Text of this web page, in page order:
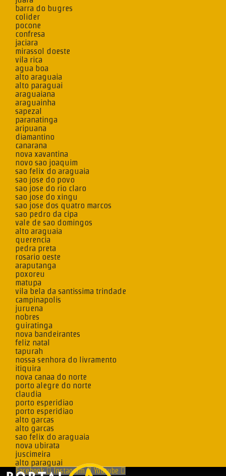
barra do bugres
colider
pocone
confresa
jaciara
mirassol doeste
vila rica
agua boa
alto araguaia
alto paraguai
araguaiana
araguainha
sapezal
paranatinga
aripuana
diamantino
canarana
nova xavantina
novo sao joaquim
sao felix do araguaia
sao jose do povo
sao jose do rio claro
sao jose do xingu
sao jose dos quatro marcos
sao pedro da cipa
vale de sao domingos
alto araguaia
querencia
pedra preta
rosario oeste
araputanga
poxoreu
matupa
vila bela da santissima trindade
campinapolis
juruena
nobres
guiratinga
nova bandeirantes
feliz natal
tapurah
nossa senhora do livramento
itiquira
nova canaa do norte
porto alegre do norte
claudia
porto esperidiao
porto esperidiao
alto garcas
alto garcas
sao felix do araguaia
nova ubirata
juscimeira
alto paraguai
Facebook Instagram Youtube